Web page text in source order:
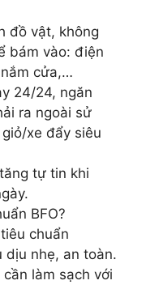
đồ vật, không
bám vào: điện
cửa,…
24/24, ngăn
ra ngoài sử
xe đẩy siêu
tự tin khi
BFO?
chuẩn
dịu nhẹ, an toàn.
làm sạch với